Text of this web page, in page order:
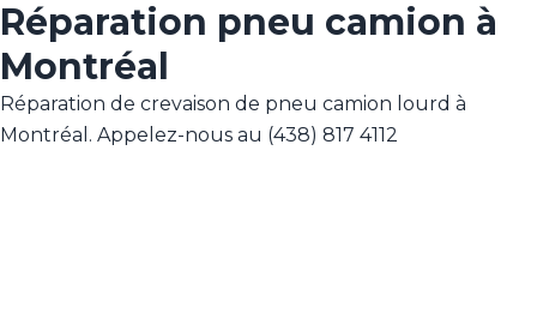
Réparation pneu camion à
Montréal
Réparation de crevaison de pneu camion lourd à
Montréal. Appelez-nous au (438) 817 4112